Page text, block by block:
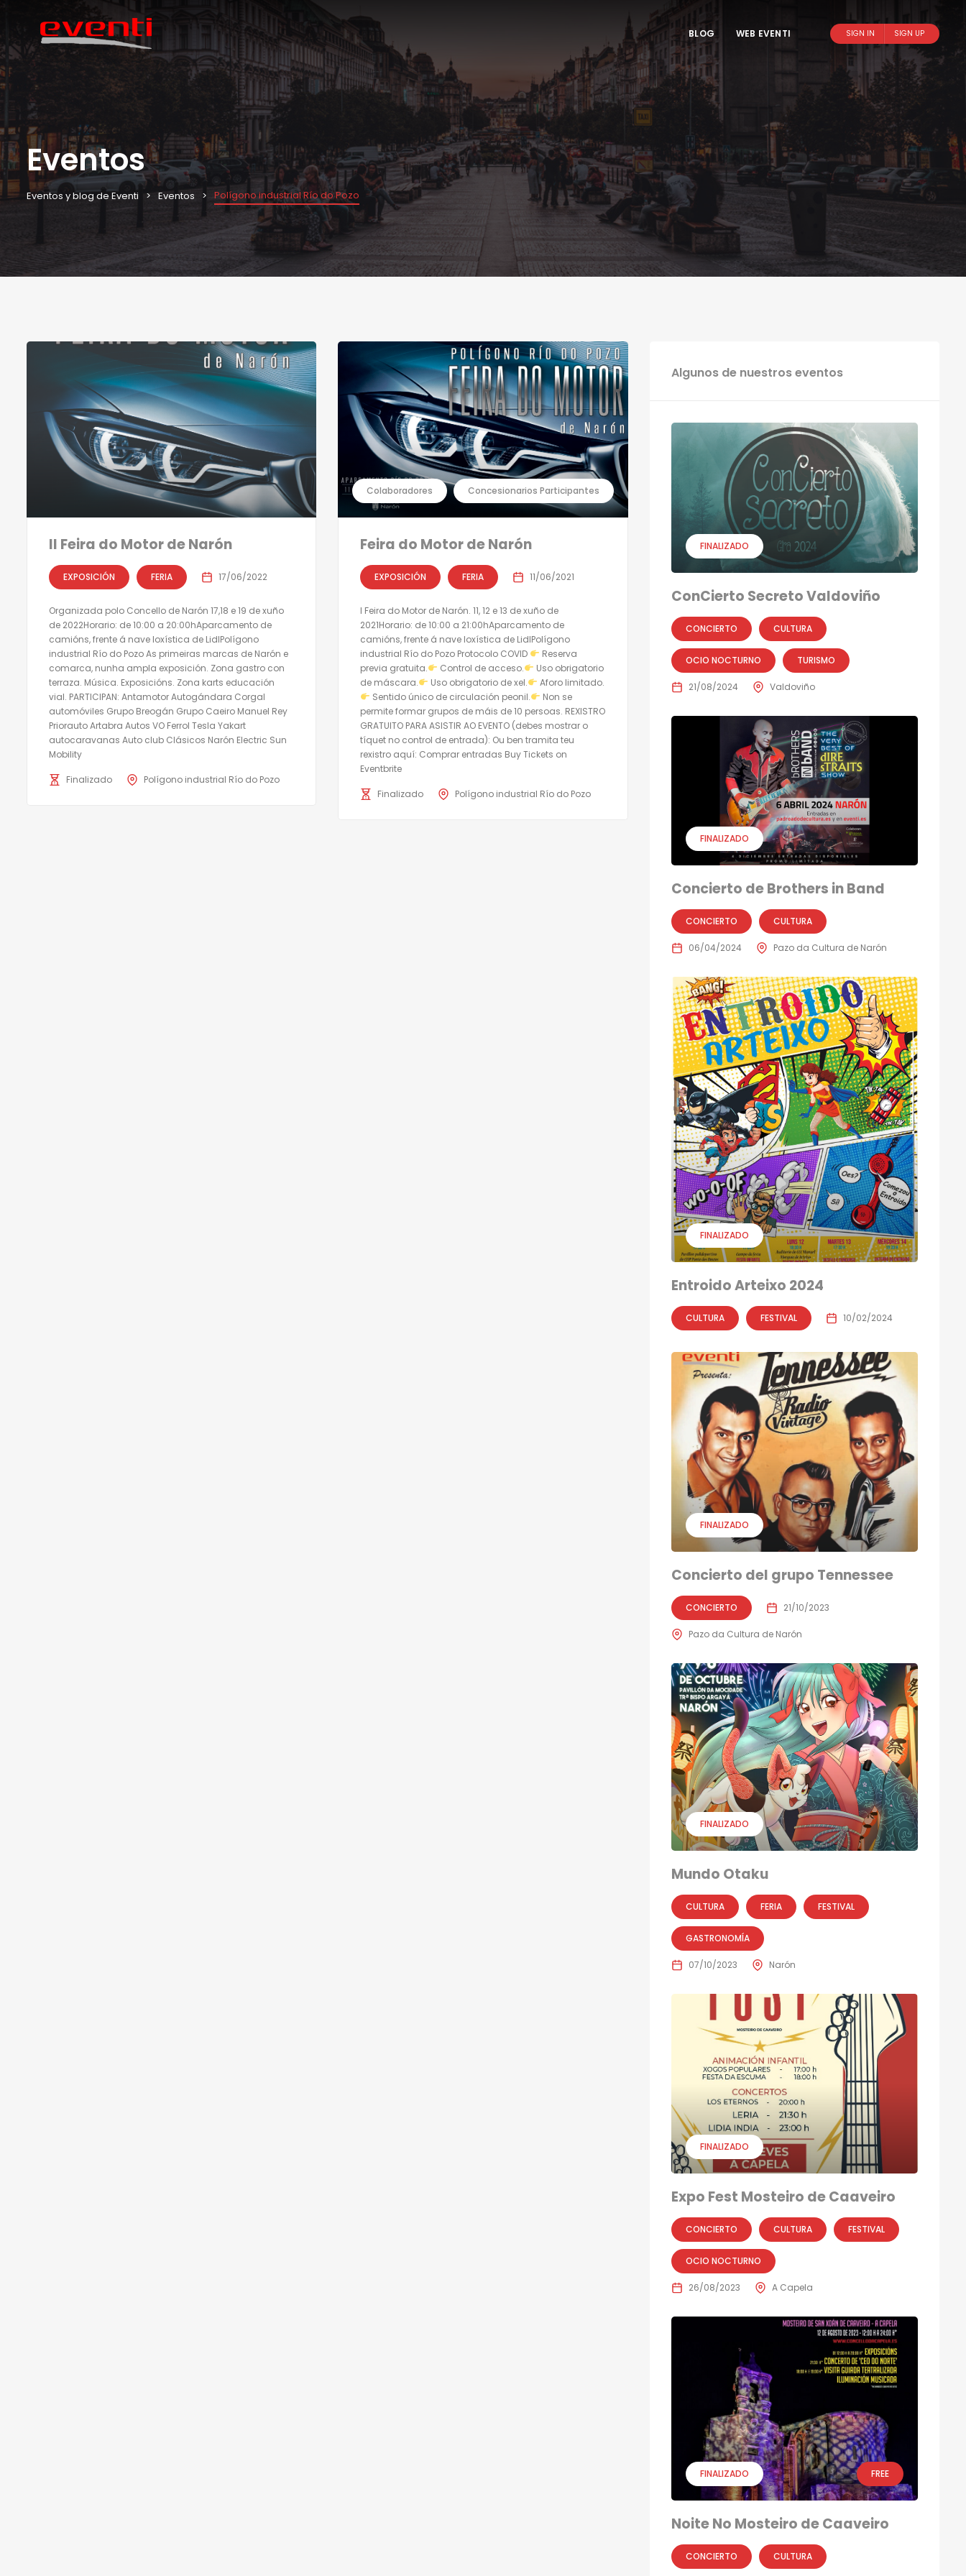
BLOG WEB EVENTI SIGN IN SIGN UP
Eventos
Eventos y blog de Eventi Eventos Polígono industrial Río do Pozo
II Feira do Motor de Narón
EXPOSICIÓN FERIA 17/06/2022
Organizada polo Concello de Narón 17,18 e 19 de xuño
de 2022Horario: de 10:00 a 20:00hAparcamento de
camións, frente á nave loxística de LidlPolígono
industrial Río do Pozo As primeiras marcas de Narón e
comarca, nunha ampla exposición. Zona gastro con
terraza. Música. Exposicións. Zona karts educación
vial. PARTICIPAN: Antamotor Autogándara Corgal
automóviles Grupo Breogán Grupo Caeiro Manuel Rey
Priorauto Artabra Autos VO Ferrol Tesla Yakart
autocaravanas Auto club Clásicos Narón Electric Sun
Mobility
Finalizado Polígono industrial Río do Pozo
Concesionarios Participantes
Colaboradores
Feira do Motor de Narón
EXPOSICIÓN FERIA 11/06/2021
I Feira do Motor de Narón. 11, 12 e 13 de xuño de
2021Horario: de 10:00 a 21:00hAparcamento de
camións, frente á nave loxística de LidlPolígono
industrial Río do Pozo Protocolo COVID
Reserva
previa gratuita.
Control de acceso.
Uso obrigatorio
de máscara.
Uso obrigatorio de xel.
Aforo limitado.
Sentido único de circulación peonil.
Non se
permite formar grupos de máis de 10 persoas. REXISTRO
GRATUITO PARA ASISTIR AO EVENTO (debes mostrar o
tíquet no control de entrada): Ou ben tramita teu
rexistro aquí: Comprar entradas Buy Tickets on
Eventbrite
Finalizado Polígono industrial Río do Pozo
Algunos de nuestros eventos
FINALIZADO
ConCierto Secreto Valdoviño
CONCIERTO CULTURA
OCIO NOCTURNO TURISMO
21/08/2024 Valdoviño
FINALIZADO
Concierto de Brothers in Band
CONCIERTO CULTURA
06/04/2024 Pazo da Cultura de Narón
FINALIZADO
Entroido Arteixo 2024
CULTURA FESTIVAL 10/02/2024
FINALIZADO
Concierto del grupo Tennessee
CONCIERTO 21/10/2023
Pazo da Cultura de Narón
FINALIZADO
Mundo Otaku
CULTURA FERIA FESTIVAL
GASTRONOMÍA
07/10/2023 Narón
FINALIZADO
Expo Fest Mosteiro de Caaveiro
CONCIERTO CULTURA FESTIVAL
OCIO NOCTURNO
26/08/2023 A Capela
FINALIZADO FREE
Noite No Mosteiro de Caaveiro
CONCIERTO CULTURA